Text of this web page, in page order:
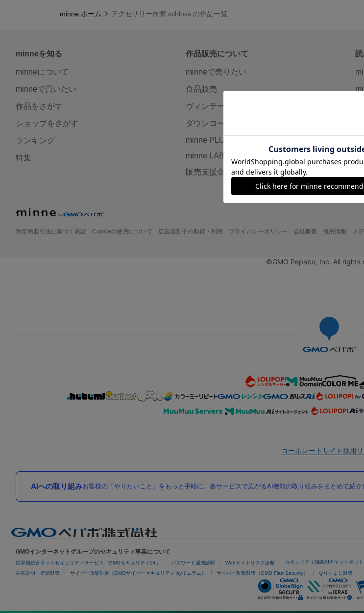
minne ホーム アクセサリー作家 schloss の作品一覧
minneを知る
minneについて
minneで買いたい
作品をさがす
ショップをさがす
ランキング
特集
作品販売について
minneで売りたい
食品販売
ヴィンテージ販売
ダウンロード販売
minne PLUS
minne LAB
販売支援企画・イベント
企
特定商取引法に基づく表記 Cookieの使用について 広告識別子の取得・利用 プライバシーポリシー 会社概要 採用情報 メ
©GMO Pepabo, Inc. All rights
コーポレートサイト採用
AIへの取り組みお客様の「やりたいこと」をもっと手軽に。各サービスで広がるAI機能の取り組みをまとめて紹介
GMOインターネットグループのセキュリティ事業について
世界初総合ネットセキュリティサービス「GMOセキュリティ24」 パスワード漏洩診断 Webサイトリスク診断 セキュリティ相談AIチャットボット
実在証明・盗聴対策 サイバー攻撃対策（GMOサイバーセキュリティ byイエラエ） サイバー攻撃対策（GMO Flatt Security） なりすまし対策